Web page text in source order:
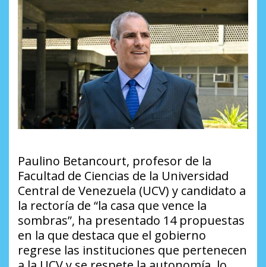
Paulino Betancourt, profesor de la
Facultad de Ciencias de la Universidad
Central de Venezuela (UCV) y candidato a
la rectoría de “la casa que vence la
sombras”, ha presentado 14 propuestas
en la que destaca que el gobierno
regrese las instituciones que pertenecen